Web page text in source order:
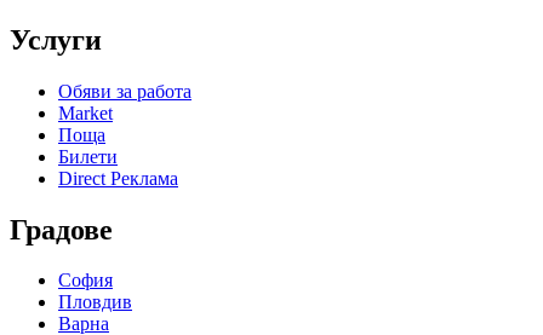
Услуги
Обяви за работа
Market
Поща
Билети
Direct Реклама
Градове
София
Пловдив
Варна